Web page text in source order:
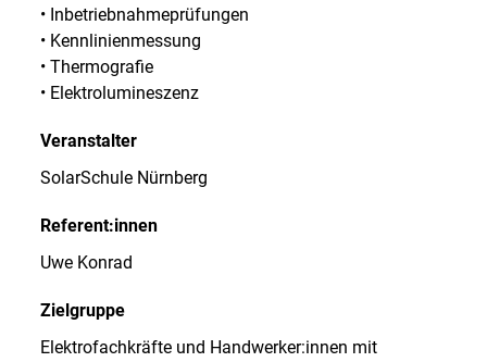
• Inbetriebnahmeprüfungen
• Kennlinienmessung
• Thermografie
• Elektrolumineszenz
Veranstalter
SolarSchule Nürnberg
Referent:innen
Uwe Konrad
Zielgruppe
Elektrofachkräfte und Handwerker:innen mit